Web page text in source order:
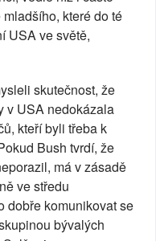
které do té
USA ve světě,
skutečnost, že
v USA nedokázala
kteří byli třeba k
Bush tvrdí, že
má v zásadě
ve středu
dobře komunikovat se
bývalých